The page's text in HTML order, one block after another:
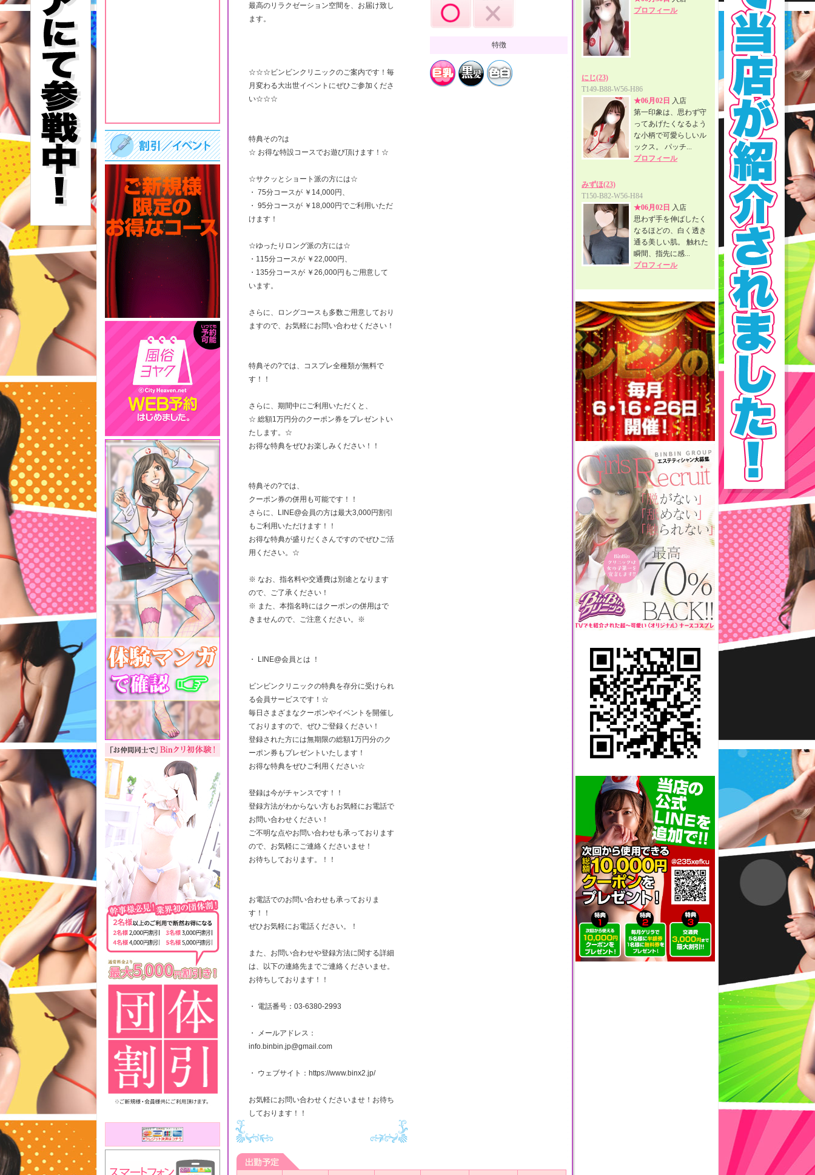
最高のリラクゼーション空間を、お届け致し
ます。
☆☆☆ビンビンクリニックのご案内です！毎
月変わる大出世イベントにぜひご参加くださ
い☆☆☆
特典その?は
☆ お得な特設コースでお遊び頂けます！☆
☆サクッとショート派の方には☆
・ 75分コースが ￥14,000円、
・ 95分コースが ￥18,000円でご利用いただ
けます！
☆ゆったりロング派の方には☆
・115分コースが ￥22,000円、
・135分コースが ￥26,000円もご用意して
います。
さらに、ロングコースも多数ご用意しており
ますので、お気軽にお問い合わせください！
特典その?では、コスプレ全種類が無料で
す！！
さらに、期間中にご利用いただくと、
☆ 総額1万円分のクーポン券をプレゼントい
たします。☆
お得な特典をぜひお楽しみください！！
特典その?では、
クーポン券の併用も可能です！！
さらに、LINE@会員の方は最大3,000円割引
もご利用いただけます！！
お得な特典が盛りだくさんですのでぜひご活
用ください。☆
※ なお、指名料や交通費は別途となります
ので、ご了承ください！
※ また、本指名時にはクーポンの併用はで
きませんので、ご注意ください。※
・ LINE@会員とは ！
ビンビンクリニックの特典を存分に受けられ
る会員サービスです！☆
毎日さまざまなクーポンやイベントを開催し
ておりますので、ぜひご登録ください！
登録された方には無期限の総額1万円分のク
ーポン券もプレゼントいたします！
お得な特典をぜひご利用ください☆
登録は今がチャンスです！！
登録方法がわからない方もお気軽にお電話で
お問い合わせください！
ご不明な点やお問い合わせも承っております
ので、お気軽にご連絡くださいませ！
お待ちしております。！！
お電話でのお問い合わせも承っておりま
す！！
ぜひお気軽にお電話ください。！
また、お問い合わせや登録方法に関する詳細
は、以下の連絡先までご連絡くださいませ。
お待ちしております！！
・ 電話番号：03-6380-2993
・ メールアドレス：
info.binbin.jp@gmail.com
・ ウェブサイト：https://www.binx2.jp/
お気軽にお問い合わせくださいませ！お待ち
しております！！
特徴